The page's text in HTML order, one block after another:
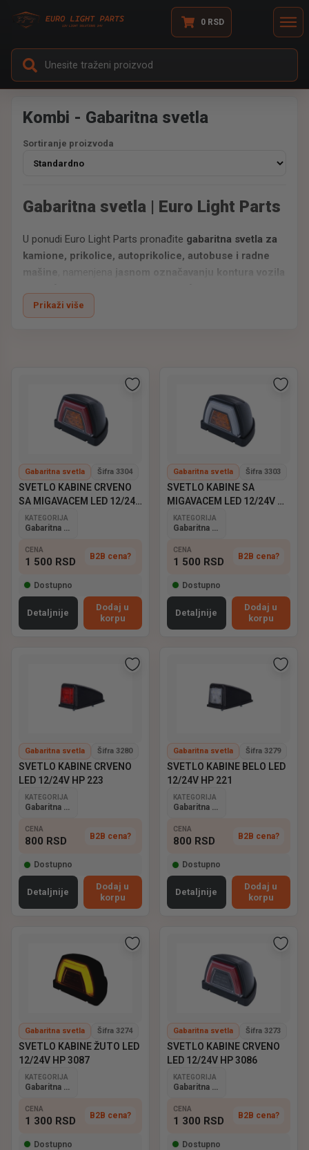
0 RSD
Kombi - Gabaritna svetla
Sortiranje proizvoda
Gabaritna svetla | Euro Light Parts
U ponudi Euro Light Parts pronađite gabaritna svetla za
kamione, prikolice, autoprikolice, autobuse i radne
mašine
, namenjena
jasnom označavanju kontura vozila
Naša gabaritna svetla izrađena su od
materijala na udarce, vlagu i vibracije
ELP – pouzdana gabaritna svetla za maksimalnu
vidljivost i sigurnost u vožnji.
Prikaži više
Gabaritna svetla Šifra 3304
SVETLO KABINE CRVENO
SA MIGAVACEM LED 12/24V
HP 3089
KATEGORIJA
CENA
1 500 RSD B2B cena?
Dostupno
Detaljnije
Dodaj u
korpu
Gabaritna svetla Šifra 3303
SVETLO KABINE SA
MIGAVACEM LED 12/24V HP
3088
KATEGORIJA
CENA
1 500 RSD B2B cena?
Dostupno
Detaljnije
Dodaj u
korpu
Gabaritna svetla Šifra 3280
SVETLO KABINE CRVENO
LED 12/24V HP 223
KATEGORIJA
Gabaritna svetla
CENA
800 RSD B2B cena?
Dostupno
Detaljnije
Dodaj u
korpu
Gabaritna svetla Šifra 3279
SVETLO KABINE BELO LED
12/24V HP 221
KATEGORIJA
Gabaritna svetla
CENA
800 RSD B2B cena?
Dostupno
Detaljnije
Dodaj u
korpu
Gabaritna svetla Šifra 3274
SVETLO KABINE ŽUTO LED
12/24V HP 3087
KATEGORIJA
Gabaritna svetla
CENA
1 300 RSD B2B cena?
Dostupno
Gabaritna svetla Šifra 3273
SVETLO KABINE CRVENO
LED 12/24V HP 3086
KATEGORIJA
Gabaritna svetla
CENA
1 300 RSD B2B cena?
Dostupno